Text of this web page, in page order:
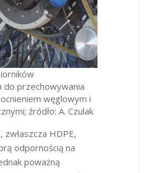
przechowywania
węglowym i
źródło: A. Czulak
HDPE,
odpornością na
poważną